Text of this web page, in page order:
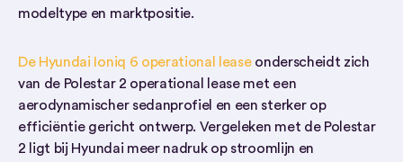
modeltype en marktpositie.
De Hyundai Ioniq 6 operational leaseonderscheidt zich
van de Polestar 2 operational lease met een
aerodynamischer sedanprofiel en een sterker op
efficiëntie gericht ontwerp. Vergeleken met de Polestar
2 ligt bij Hyundai meer nadruk op stroomlijn en